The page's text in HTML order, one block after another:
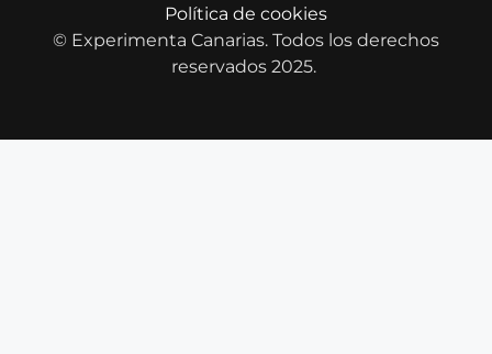
© Experimenta Canarias. Todos los derechos
reservados 2025.
Política de cookies